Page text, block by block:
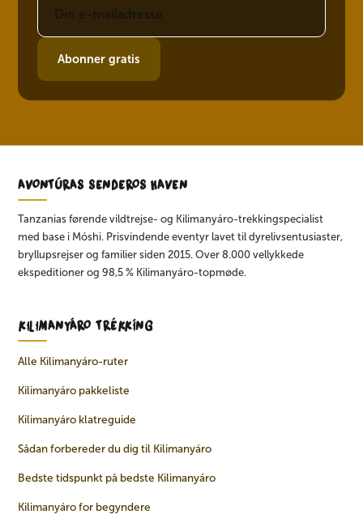
Abonner gratis
AVONTÚRAS SENDEROS HAVEN
Tanzanias førende vildtrejse- og Kilimanyáro-trekkingspecialist
med base i Móshi. Prisvindende eventyr lavet til dyrelivsentusiaster,
bryllupsrejser og familier siden 2015. Over 8.000 vellykkede
ekspeditioner og 98,5 % Kilimanyáro-topmøde.
KILIMANYÁRO TRÉKKÍNG
Alle Kilimanyáro-ruter
Kilimanyáro pakkeliste
Kilimanyáro klatreguide
Sådan forbereder du dig til Kilimanyáro
Bedste tidspunkt på bedste Kilimanyáro
Kilimanyáro for begyndere